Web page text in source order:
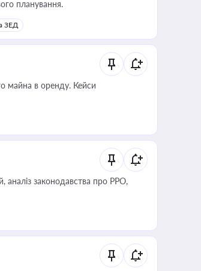
планування.
ЗЕД
майна в оренду. Кейси